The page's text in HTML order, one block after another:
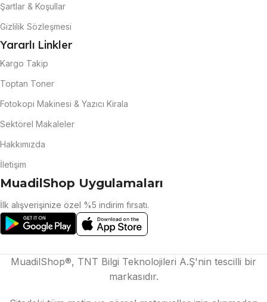
Şartlar & Koşullar
Gizlilik Sözleşmesi
Yararlı Linkler
Kargo Takip
Toptan Toner
Fotokopi Makinesi & Yazıcı Kirala
Sektörel Makaleler
Hakkımızda
İletişim
MuadilShop Uygulamaları
İlk alışverişinize özel %5 indirim fırsatı.
MuadilShop®, TNT Bilgi Teknolojileri A.Ş'nin tescilli bir
markasıdır.